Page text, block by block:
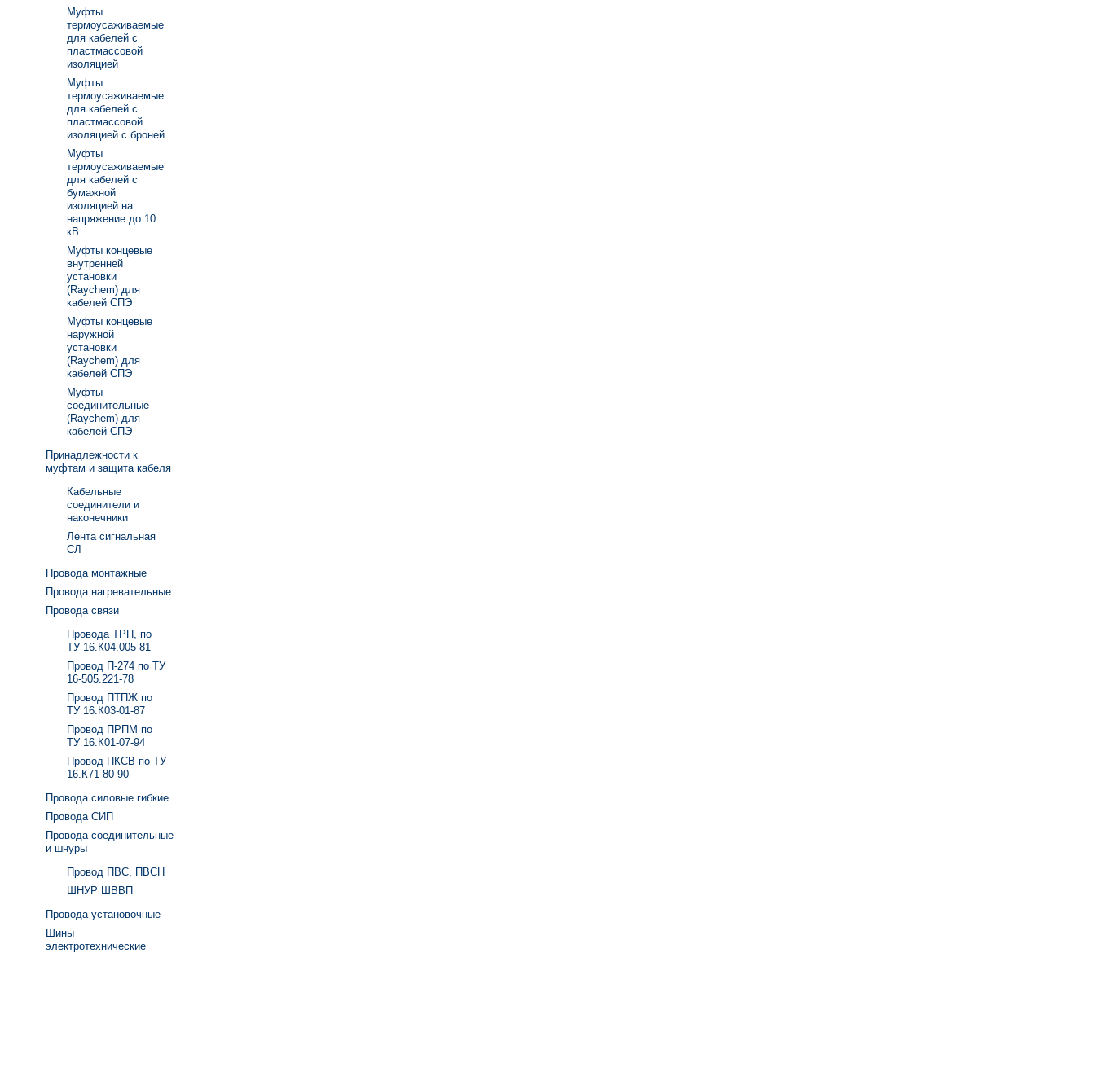
Муфты
термоусаживаемые
для кабелей с
пластмассовой
изоляцией
Муфты
термоусаживаемые
для кабелей с
пластмассовой
изоляцией с броней
Муфты
термоусаживаемые
для кабелей с
бумажной
изоляцией на
напряжение до 10
кВ
Муфты концевые
внутренней
установки
(Raychem) для
кабелей СПЭ
Муфты концевые
наружной
установки
(Raychem) для
кабелей СПЭ
Муфты
соединительные
(Raychem) для
кабелей СПЭ
Принадлежности к
муфтам и защита кабеля
Кабельные
соединители и
наконечники
Лента сигнальная
СЛ
Провода монтажные
Провода нагревательные
Провода связи
Провода ТРП, по
ТУ 16.К04.005-81
Провод П-274 по ТУ
16-505.221-78
Провод ПТПЖ по
ТУ 16.К03-01-87
Провод ПРПМ по
ТУ 16.К01-07-94
Провод ПКСВ по ТУ
16.К71-80-90
Провода силовые гибкие
Провода СИП
Провода соединительные
и шнуры
Провод ПВС, ПВСН
ШНУР ШВВП
Провода установочные
Шины
электротехнические